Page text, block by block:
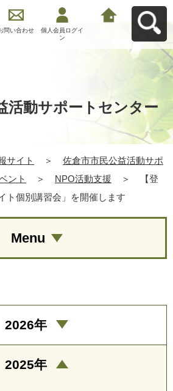
問い合わせ
個人会員ログイ
ン
活動サポートセンター
サイト ＞
佐倉市市民公益活動サポ
ント ＞ NPO活動支援 ＞
【登
ト個別講習会」を開催します
Menu
2026年
2025年